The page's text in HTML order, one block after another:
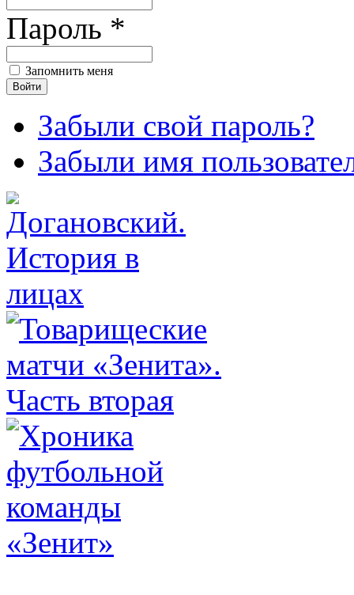
Пароль *
Запомнить меня
Забыли свой пароль?
Забыли имя